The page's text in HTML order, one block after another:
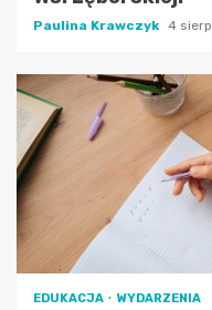
Paulina Krawczyk 4
EDUKACJA WYDARZENIA